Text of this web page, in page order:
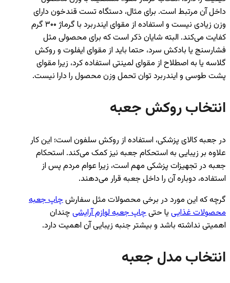
داخل آن مرتبط است. برای مثال، دستگاه تست قندخون دارای
وزن زیادی نیست و استفاده از مقوای ایندربرد با گرماژ ۳۰۰ گرم
کفایت می‌کند. البته شایان ذکر است که برای محصولی مثل
فشارسنج یا بادکش سرد، حتما باید از مقوای ایفلوت و روکش
گلاسه یا به اصطلاح از مقوای لمینتی استفاده کرد، زیرا مقوای
پشت طوسی و ایندربرد توان تحمل وزن محصول را دارا نیست.
انتخاب روکش جعبه
در جعبه کالای پزشکی، استفاده از روکش سلفون است؛ این کار
علاوه بر زیبایی به استحکام جعبه نیز کمک می‌کند. استحکام
جعبه در تجهیزات پزشکی مهم است، زیرا عوام مردم پس از
استفاده، دوباره آن را داخل جعبه قرار می‌دهند.
گرچه که این مورد در برخی محصولات مثل سفارشچاپ جعبه
محصولات غذایی یا حتیچاپ جعبه لوازم آرایشی چندان
اهمیتی نداشته باشد و بیشتر جنبه زیبایی آن اهمیت دارد.
انتخاب مدل جعبه